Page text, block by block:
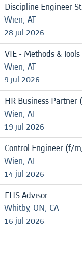
Discipline Engineer
Wien, AT
28 jul 2026
VIE - Methods &
Wien, AT
9 jul 2026
HR Business
Wien, AT
19 jul 2026
Control Engineer (f/
Wien, AT
14 jul 2026
EHS Advisor
Whitby, ON, CA
16 jul 2026